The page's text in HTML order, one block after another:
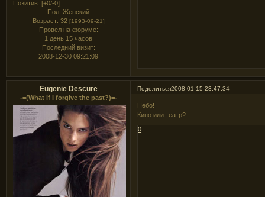
Позитив: [+0/-0]
Пол: Женский
Возраст: 32 [1993-09-21]
Провел на форуме:
1 день 15 часов
Последний визит:
2008-12-30 09:21:09
Поделиться2008-01-15 23:47:34
Eugenie Descure
-=(What if I forgive the past?)=-
Небо!
Кино или театр?
0